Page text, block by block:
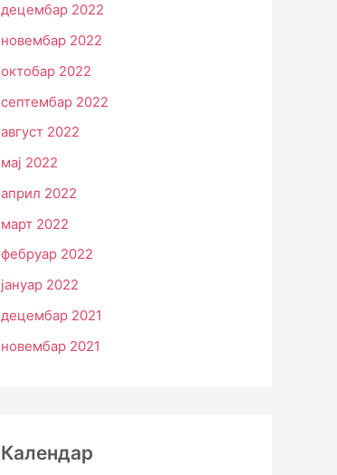
децембар 2022
новембар 2022
октобар 2022
септембар 2022
август 2022
мај 2022
април 2022
март 2022
фебруар 2022
јануар 2022
децембар 2021
новембар 2021
Календар